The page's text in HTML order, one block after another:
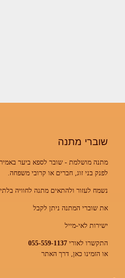
שוברי מתנה
מתנה מושלמת - שובר לספא ביער
לפנק בני זוג, חברים או קרובי משפחה.
נשמח לעזור ולהתאים מתנה לחוויה
את שוברי המתנה ניתן לקבל
ישירות לאי-מייל
התקשרו לאורי055-559-1137
או הזמינו כאן, דרך האתר